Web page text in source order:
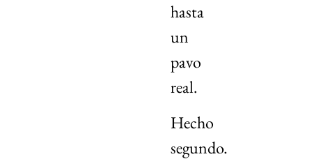
hasta
un
pavo
real.
Hecho
segundo.